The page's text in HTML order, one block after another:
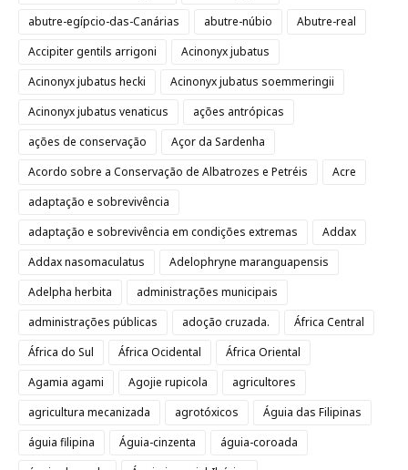
abutre-egípcio-das-Canárias
abutre-núbio
Abutre-real
Accipiter gentils arrigoni
Acinonyx jubatus
Acinonyx jubatus hecki
Acinonyx jubatus soemmeringii
Acinonyx jubatus venaticus
ações antrópicas
ações de conservação
Açor da Sardenha
Acordo sobre a Conservação de Albatrozes e Petréis
Acre
adaptação e sobrevivência
adaptação e sobrevivência em condições extremas
Addax
Addax nasomaculatus
Adelophryne maranguapensis
Adelpha herbita
administrações municipais
administrações públicas
adoção cruzada.
África Central
África do Sul
África Ocidental
África Oriental
Agamia agami
Agojie rupicola
agricultores
agricultura mecanizada
agrotóxicos
Águia das Filipinas
águia filipina
Águia-cinzenta
águia-coroada